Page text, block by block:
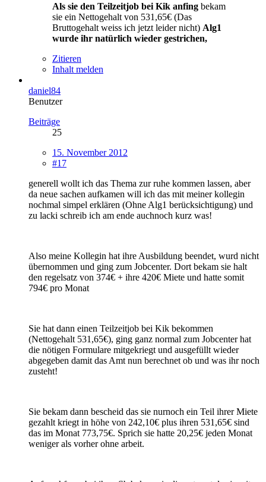
Als sie den Teilzeitjob bei Kik anfing bekam
sie ein Nettogehalt von 531,65€ (Das
Bruttogehalt weiss ich jetzt leider nicht) Alg1
wurde ihr natürlich wieder gestrichen,
Zitieren
Inhalt melden
daniel84
Benutzer
Beiträge
25
15. November 2012
#17
generell wollt ich das Thema zur ruhe kommen lassen, aber
da neue sachen aufkamen will ich das mit meiner kollegin
nochmal simpel erklären (Ohne Alg1 berücksichtigung) und
zu lacki schreib ich am ende auchnoch kurz was!
Also meine Kollegin hat ihre Ausbildung beendet, wurd nicht
übernommen und ging zum Jobcenter. Dort bekam sie halt
den regelsatz von 374€ + ihre 420€ Miete und hatte somit
794€ pro Monat
Sie hat dann einen Teilzeitjob bei Kik bekommen
(Nettogehalt 531,65€), ging ganz normal zum Jobcenter hat
die nötigen Formulare mitgekriegt und ausgefüllt wieder
abgegeben damit das Amt nun berechnet ob und was ihr noch
zusteht!
Sie bekam dann bescheid das sie nurnoch ein Teil ihrer Miete
gezahlt kriegt in höhe von 242,10€ plus ihren 531,65€ sind
das im Monat 773,75€. Sprich sie hatte 20,25€ jeden Monat
weniger als vorher ohne arbeit.